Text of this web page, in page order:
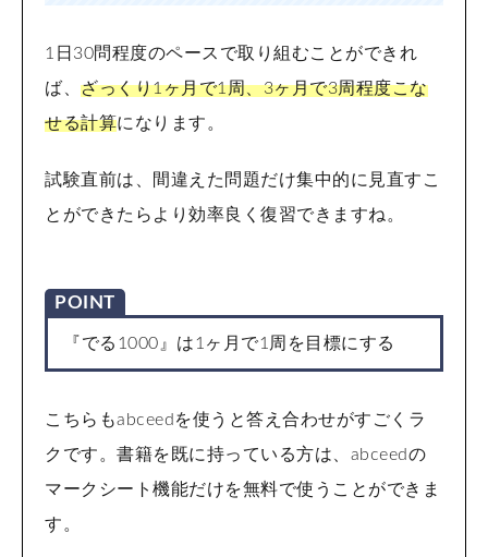
1日30問程度のペースで取り組むことができれ
ば、 ざっくり1ヶ月で1周、3ヶ月で3周程度こな
せる計算になります。
試験直前は、間違えた問題だけ集中的に見直すこ
とができたらより効率良く復習できますね。
POINT
『でる1000』は1ヶ月で1周を目標にする
こちらもabceedを使うと答え合わせがすごくラ
クです。書籍を既に持っている方は、abceedの
マークシート機能だけを無料で使うことができま
す。